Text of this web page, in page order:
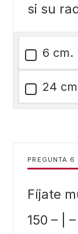
si su
6 cm.
24
PREGUNTA
Fíjate
150 – |